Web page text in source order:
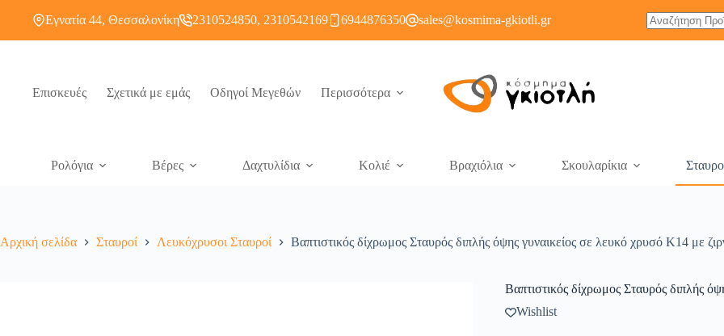
Εγνατία 44, Θεσσαλονίκη 2310524850, 2310542169 6944876350 sales@kosmima-gkiotli.gr
Επισκευές Σχετικά με εμάς Οδηγοί Μεγεθών Περισσότερα
Ρολόγια Βέρες Δαχτυλίδια Κολιέ Βραχιόλια Σκουλαρίκια
Αρχική σελίδα Σταυροί Λευκόχρυσοι Σταυροί Βαπτιστικός δίχρωμος Σταυρός διπλής όψης γυναικείος σε λευκό χρυσό Κ14 με
Βαπτιστικός δίχρωμος Σταυρός διπλής
Wishlist